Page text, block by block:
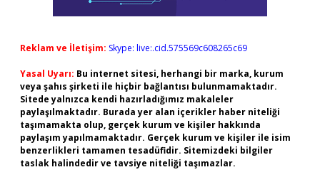
Reklam ve İletişim: Skype: live:.cid.575569c608265c69
Yasal Uyarı: Bu internet sitesi, herhangi bir marka, kurum
veya şahıs şirketi ile hiçbir bağlantısı bulunmamaktadır.
Sitede yalnızca kendi hazırladığımız makaleler
paylaşılmaktadır. Burada yer alan içerikler haber niteliği
taşımamakta olup, gerçek kurum ve kişiler hakkında
paylaşım yapılmamaktadır. Gerçek kurum ve kişiler ile isim
benzerlikleri tamamen tesadüfidir. Sitemizdeki bilgiler
taslak halindedir ve tavsiye niteliği taşımazlar.